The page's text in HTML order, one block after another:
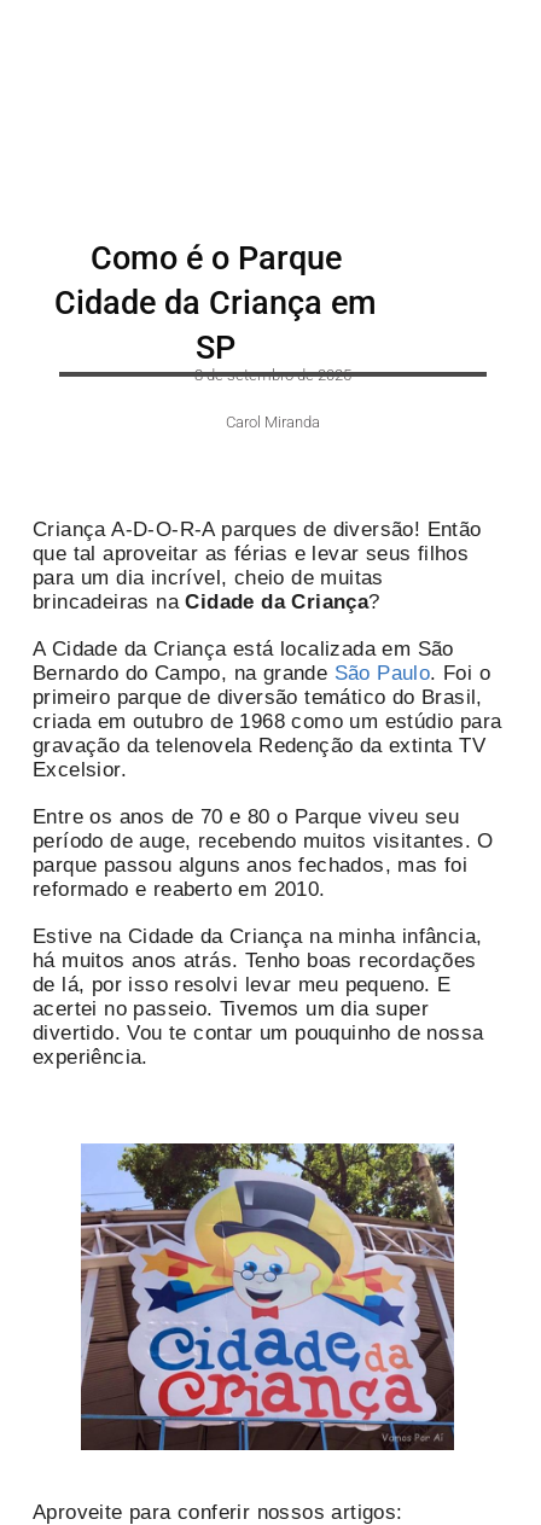
Como é o Parque
Cidade da Criança em
SP
8 de setembro de 2025
Carol Miranda
Criança A-D-O-R-A parques de diversão! Então
que tal aproveitar as férias e levar seus filhos
para um dia incrível, cheio de muitas
brincadeiras naCidade da Criança?
A Cidade da Criança está localizada em São
Bernardo do Campo, na grande São Paulo. Foi o
primeiro parque de diversão temático do Brasil,
criada em outubro de 1968 como um estúdio para
gravação da telenovela Redenção da extinta TV
Excelsior.
Entre os anos de 70 e 80 o Parque viveu seu
período de auge, recebendo muitos visitantes. O
parque passou alguns anos fechados, mas foi
reformado e reaberto em 2010.
Estive na Cidade da Criança na minha infância,
há muitos anos atrás. Tenho boas recordações
de lá, por isso resolvi levar meu pequeno. E
acertei no passeio. Tivemos um dia super
divertido. Vou te contar um pouquinho de nossa
experiência.
Aproveite para conferir nossos artigos: